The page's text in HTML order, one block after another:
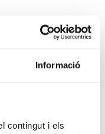
Informació
contingut i els